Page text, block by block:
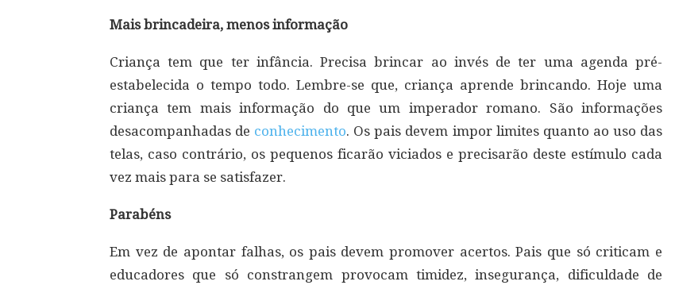
Mais brincadeira, menos informação
Criança tem que ter infância. Precisa brincar ao invés de ter uma agenda pré-
estabelecida o tempo todo. Lembre-se que, criança aprende brincando. Hoje uma
criança tem mais informação do que um imperador romano. São informações
desacompanhadas de conhecimento. Os pais devem impor limites quanto ao uso das
telas, caso contrário, os pequenos ficarão viciados e precisarão deste estímulo cada
vez mais para se satisfazer.
Parabéns
Em vez de apontar falhas, os pais devem promover acertos. Pais que só criticam e
educadores que só constrangem provocam timidez, insegurança, dificuldade de